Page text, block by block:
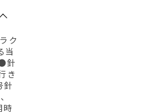
ク
当
針
き
針
時